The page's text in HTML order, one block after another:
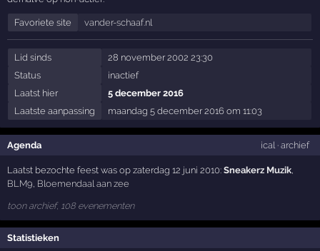
Favoriete site vander-schaaf.nl
Lid sinds
28 november 2002 23:30
Status
inactief
Laatst hier
5 december 2016
Laatste aanpassing
maandag 5 december 2016 om 11:03
Agenda ical· archief
Laatst bezochte feest was op zaterdag 12 juni 2010:Sneakerz Muzik
BLM9 Bloemendaal aan zee
toon archief, 108 evenementen
Statistieken